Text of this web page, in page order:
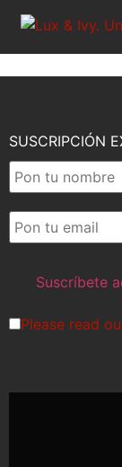
SUSCRIPCIÓN
Please read